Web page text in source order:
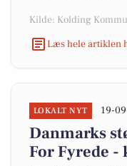
Kilde: Kolding
Læs hele artiklen
LOKALT NYT 19-
Danmarks
For Fyrede